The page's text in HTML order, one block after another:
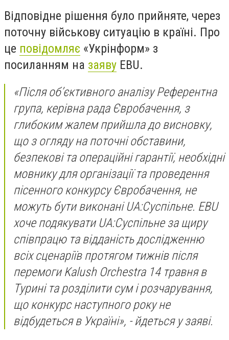
Відповідне рішення було прийняте, через
поточну військову ситуацію в країні. Про
це повідомляє «Укрінформ» з
посиланням на заяву EBU.
«Після об’єктивного аналізу Референтна
група, керівна рада Євробачення, з
глибоким жалем прийшла до висновку,
що з огляду на поточні обставини,
безпекові та операційні гарантії, необхідні
мовнику для організації та проведення
пісенного конкурсу Євробачення, не
можуть бути виконані UA:Суспільне. EBU
хоче подякувати UA:Суспільне за щиру
співпрацю та відданість дослідженню
всіх сценаріїв протягом тижнів після
перемоги Kalush Orchestra 14 травня в
Турині та розділити сум і розчарування,
що конкурс наступного року не
відбудеться в Україні», - йдеться у заяві.